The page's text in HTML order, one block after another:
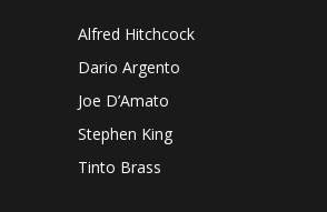
Alfred Hitchcock
Dario Argento
Joe D’Amato
Stephen King
Tinto Brass